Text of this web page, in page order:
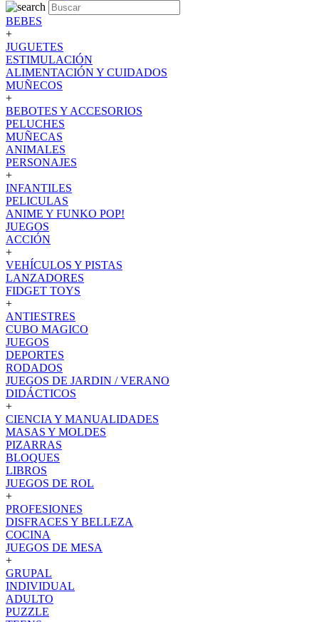
BEBES
+
JUGUETES
ESTIMULACIÓN
ALIMENTACIÓN Y CUIDADOS
MUÑECOS
+
BEBOTES Y ACCESORIOS
PELUCHES
MUÑECAS
ANIMALES
PERSONAJES
+
INFANTILES
PELICULAS
ANIME Y FUNKO POP!
JUEGOS
ACCIÓN
+
VEHÍCULOS Y PISTAS
LANZADORES
FIDGET TOYS
+
ANTIESTRES
CUBO MAGICO
JUEGOS
DEPORTES
RODADOS
JUEGOS DE JARDIN / VERANO
DIDÁCTICOS
+
CIENCIA Y MANUALIDADES
MASAS Y MOLDES
PIZARRAS
BLOQUES
LIBROS
JUEGOS DE ROL
+
PROFESIONES
DISFRACES Y BELLEZA
COCINA
JUEGOS DE MESA
+
GRUPAL
INDIVIDUAL
ADULTO
PUZZLE